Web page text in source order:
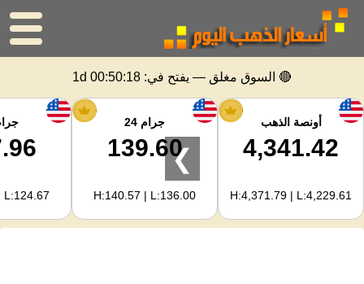
الرئيسية
سعر الذهب
اسعار الفضه
حاسبة الذهب
🔴 السوق مغلق — يفتح في: 1d 00:50:18
أونصة الذهب
4,341.42
H:4,371.79 | L:4,229.61
جرام 24
139.60
H:140.57 | L:136.00
L:124.67
❯